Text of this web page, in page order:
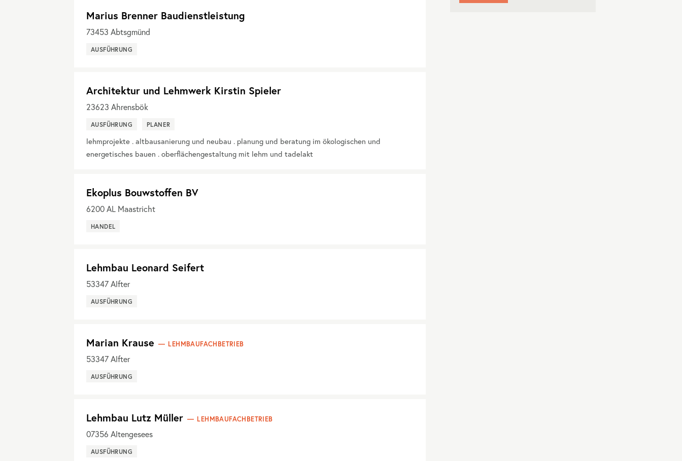
Marius Brenner Baudienstleistung
73453 Abtsgmünd
AUSFÜHRUNG
Architektur und Lehmwerk Kirstin Spieler
23623 Ahrensbök
AUSFÜHRUNG PLANER
lehmprojekte . altbausanierung und neubau . planung und beratung im ökologischen und
energetisches bauen . oberflächengestaltung mit lehm und tadelakt
Ekoplus Bouwstoffen BV
6200AL Maastricht
HANDEL
Lehmbau Leonard Seifert
53347Alfter
AUSFÜHRUNG
Marian Krause LEHMBAUFACHBETRIEB
53347Alfter
AUSFÜHRUNG
Lehmbau Lutz Müller LEHMBAUFACHBETRIEB
07356 Altengesees
AUSFÜHRUNG